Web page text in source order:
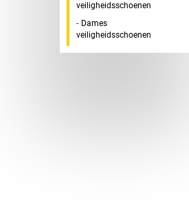
veiligheidsschoenen
Dames
veiligheidsschoenen